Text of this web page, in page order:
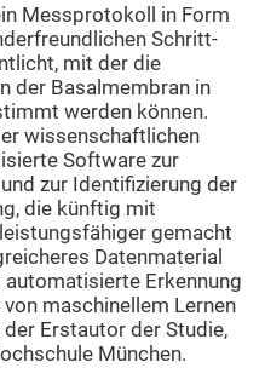
Messprotokoll in Form
Schritt-
mit der die
der Basalmembran in
werden können.
wissenschaftlichen
Software zur
zur Identifizierung der
die künftig mit
gemacht
Datenmaterial
Erkennung
maschinellem Lernen
Erstautor der Studie,
München.